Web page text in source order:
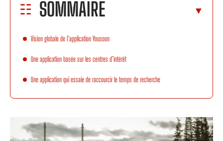
SOMMAIRE
Vision globale de l’application Yousoon
Une application basée sur les centres d’intérêt
Une application qui essaie de raccourcir le temps de recherche